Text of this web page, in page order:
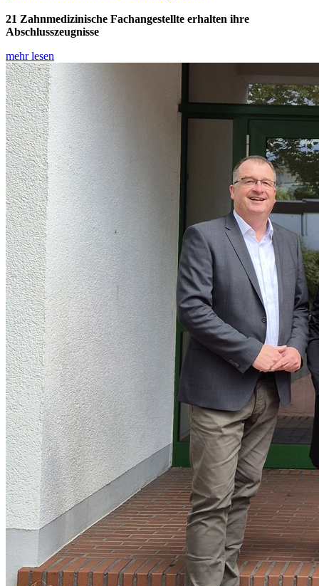
21 Zahnmedizinische Fachangestellte erhalten ihre
Abschlusszeugnisse
mehr lesen